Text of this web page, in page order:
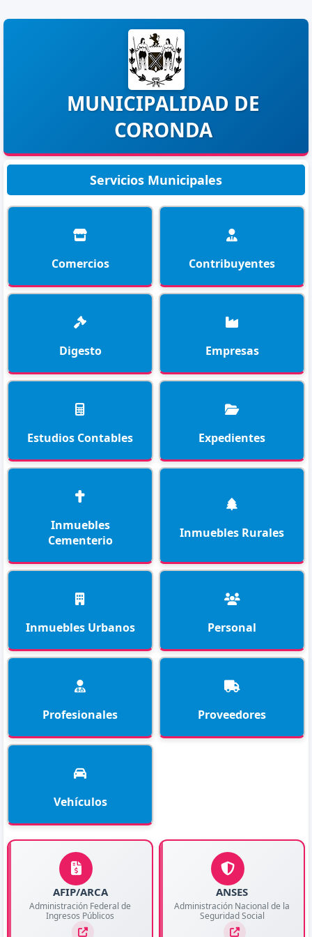
MUNICIPALIDAD DE
CORONDA
Servicios Municipales
Comercios Contribuyentes
Digesto Empresas
Estudios Contables Expedientes
Inmuebles
Cementerio
Inmuebles Rurales
Inmuebles Urbanos Personal
Profesionales Proveedores
Vehículos
AFIP/ARCA
Administración Federal de
Ingresos Públicos
ANSES
Administración Nacional de la
Seguridad Social